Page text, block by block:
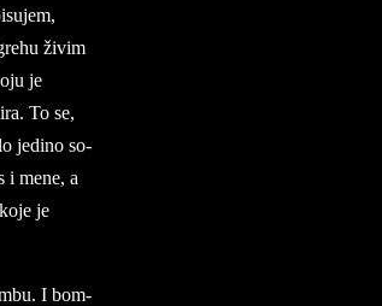
živim
­je
To se,
je­di­no so­
i mene, a
je
I bom­